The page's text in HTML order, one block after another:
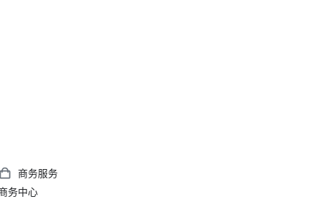
商务服务
务中心